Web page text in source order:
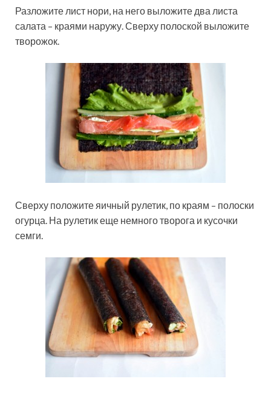
Разложите лист нори, на него выложите два листа
салата – краями наружу. Сверху полоской выложите
творожок.
Сверху положите яичный рулетик, по краям – полоски
огурца. На рулетик еще немного творога и кусочки
семги.